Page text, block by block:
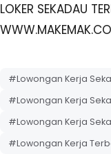
LOKER SEKADAU
#Lowongan Kerja
#Lowongan Kerja
#Lowongan Kerja
#Lowongan Kerja